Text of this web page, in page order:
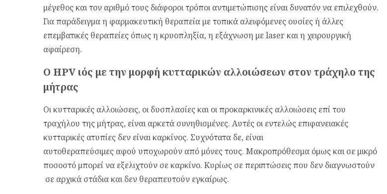
μέγεθος και τον αριθμό τους διάφοροι τρόποι αντιμετώπισης είναι δυνατόν να επιλεχθούν.
Για παράδειγμα η φαρμακευτική θεραπεία με τοπικά αλειφόμενες ουσίες ή άλλες
επεμβατικές θεραπείες όπως η κρυοπληξία, η εξάχνωση με laser και η χειρουργική
αφαίρεση.
Ο HPV ιός με την μορφή κυτταρικών αλλοιώσεων στον τράχηλο της
μήτρας
Οι κυτταρικές αλλοιώσεις, οι δυσπλασίες και οι προκαρκινικές αλλοιώσεις επί του
τραχήλου της μήτρας, είναι αρκετά συνηθισμένες. Αυτές οι εντελώς επιφανειακές
κυτταρικές ατυπίες δεν είναι καρκίνος. Συχνότατα δε, είναι
αυτοθεραπεύσιμες αφού υποχωρούν από μόνες τους. Μακροπρόθεσμα όμως και σε μικρό
ποσοστό μπορεί να εξελιχτούν σε καρκίνο. Κυρίως σε περιπτώσεις που δεν διαγνωστούν
σε αρχικά στάδια και δεν θεραπευτούν εγκαίρως.